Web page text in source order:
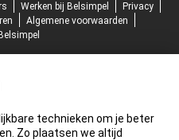
Werken bij Belsimpel
Privacy
Algemene voorwaarden
technieken om je beter
Zo plaatsen we altijd